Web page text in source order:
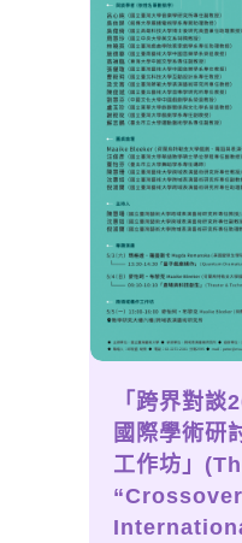
「跨界對
國際學術研
工作坊」